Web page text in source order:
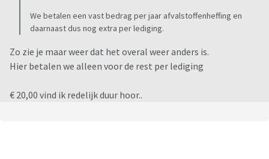
We betalen een vast bedrag per jaar afvalstoffenheffing en
daarnaast dus nog extra per lediging.
Zo zie je maar weer dat het overal weer anders is.
Hier betalen we alleen voor de rest per lediging
€ 20,00 vind ik redelijk duur hoor..